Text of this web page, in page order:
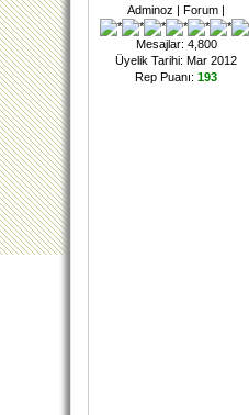
Adminoz | Forum |
Mesajlar: 4,800
Üyelik Tarihi: Mar 2012
Rep Puanı: 193